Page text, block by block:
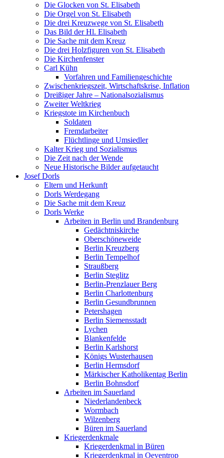
Die Glocken von St. Elisabeth
Die Orgel von St. Elisabeth
Die drei Kreuzwege von St. Elisabeth
Das Bild der Hl. Elisabeth
Die Sache mit dem Kreuz
Die drei Holzfiguren von St. Elisabeth
Die Kirchenfenster
Carl Kühn
Vorfahren und Familiengeschichte
Zwischenkriegszeit, Wirtschaftskrise, Inflation
Dreißiger Jahre – Nationalsozialismus
Zweiter Weltkrieg
Kriegstote im Kirchenbuch
Soldaten
Fremdarbeiter
Flüchtlinge und Umsiedler
Kalter Krieg und Sozialismus
Die Zeit nach der Wende
Neue Historische Bilder aufgetaucht
Josef Dorls
Eltern und Herkunft
Dorls Werdegang
Die Sache mit dem Kreuz
Dorls Werke
Arbeiten in Berlin und Brandenburg
Gedächtniskirche
Oberschöneweide
Berlin Kreuzberg
Berlin Tempelhof
Straußberg
Berlin Steglitz
Berlin-Prenzlauer Berg
Berlin Charlottenburg
Berlin Gesundbrunnen
Petershagen
Berlin Siemensstadt
Lychen
Blankenfelde
Berlin Karlshorst
Königs Wusterhausen
Berlin Hermsdorf
Märkischer Katholikentag Berlin
Berlin Bohnsdorf
Arbeiten im Sauerland
Niederlandenbeck
Wormbach
Wilzenberg
Büren im Sauerland
Kriegerdenkmale
Kriegerdenkmal in Büren
Kriegerdenkmal in Oeventrop